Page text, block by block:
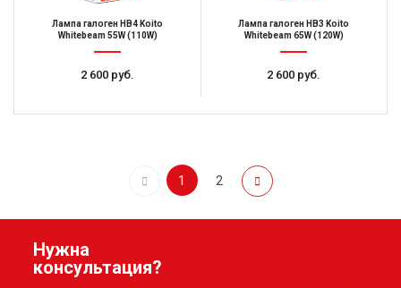
Лампа галоген HB4 Koito
Whitebeam 55W (110W)
2 600 руб.
Лампа галоген HB3 Koito
Whitebeam 65W (120W)
2 600 руб.
1 2
Нужна
консультация?